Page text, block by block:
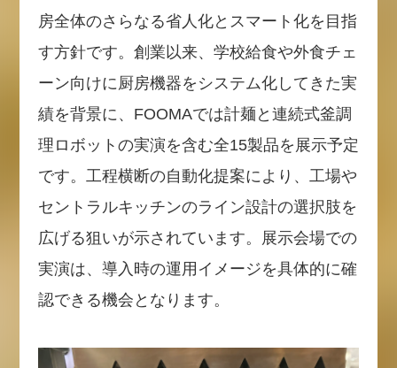
房全体のさらなる省人化とスマート化を目指
す方針です。創業以来、学校給食や外食チェ
ーン向けに厨房機器をシステム化してきた実
績を背景に、FOOMAでは計麺と連続式釜調
理ロボットの実演を含む全15製品を展示予定
です。工程横断の自動化提案により、工場や
セントラルキッチンのライン設計の選択肢を
広げる狙いが示されています。展示会場での
実演は、導入時の運用イメージを具体的に確
認できる機会となります。